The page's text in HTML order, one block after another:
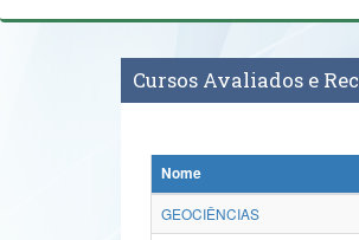
Secretaria de Governo
Cursos Avaliados e
Nome
GEOCIÊNCIAS